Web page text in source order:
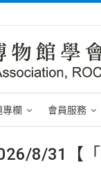
專欄 會員服務
8/31【「